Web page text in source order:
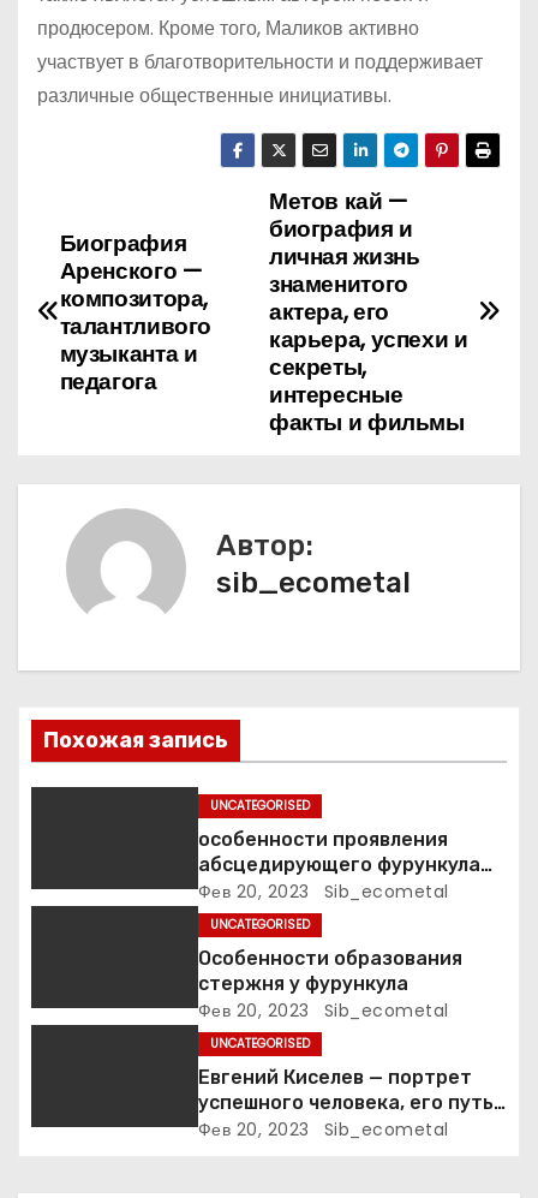
продюсером. Кроме того, Маликов активно
участвует в благотворительности и поддерживает
различные общественные инициативы.
в
п
о
з
и
я
Метов кай —
биография и
личная жизнь
знаменитого
актера, его
карьера, успехи и
секреты,
интересные
факты и фильмы
Биография
Аренского —
композитора,
талантливого
музыканта и
педагога
Автор:
sib_ecometal
Похожая запись
UNCATEGORISED
особенности проявления
абсцедирующего фурункула
код по МКБ-10
Фев 20, 2023 Sib_ecometal
UNCATEGORISED
Особенности образования
стержня у фурункула
Фев 20, 2023 Sib_ecometal
UNCATEGORISED
Евгений Киселев — портрет
успешного человека, его путь
к славе и личное счастье
Фев 20, 2023 Sib_ecometal